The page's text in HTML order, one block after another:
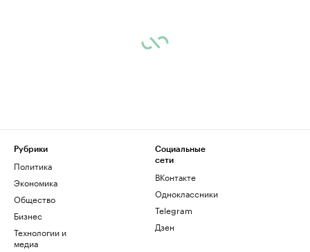
Рубрики
Политика
Экономика
Общество
Бизнес
Технологии и
медиа
Социальные
сети
ВКонтакте
Одноклассники
Telegram
Дзен